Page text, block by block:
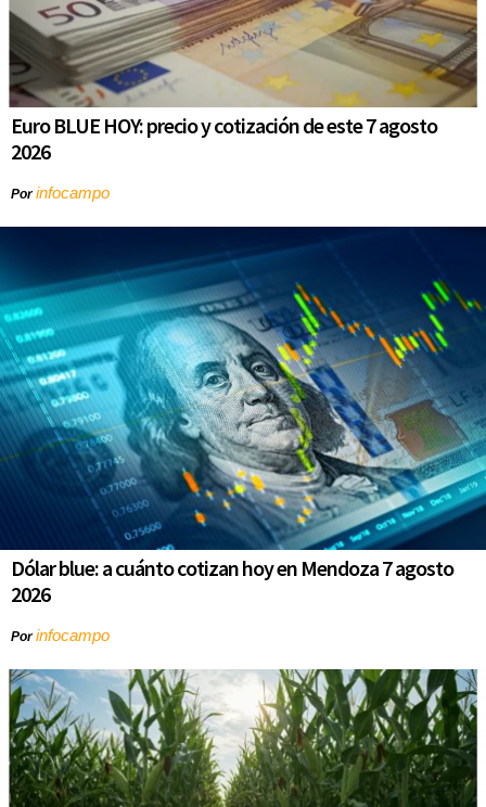
Euro BLUE HOY: precio y cotización de este 7 agosto
2026
Porinfocampo
Dólar blue: a cuánto cotizan hoy en Mendoza 7 agosto
2026
Porinfocampo